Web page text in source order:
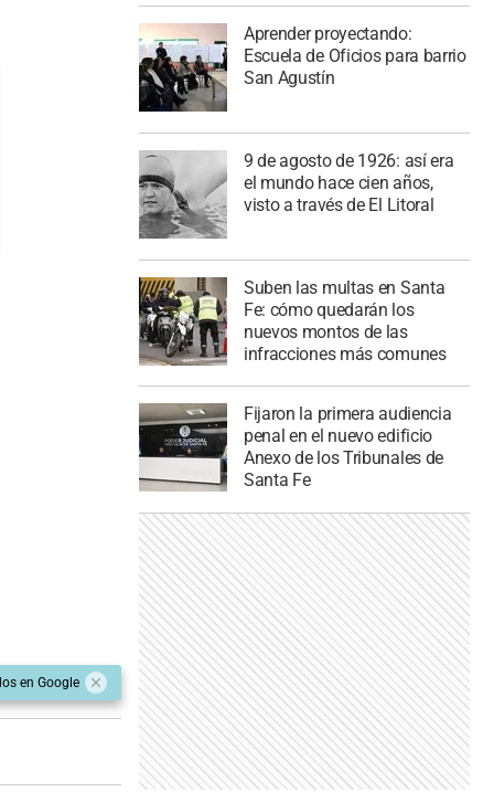
en Google
Aprender proyectando:
Escuela de Oficios para barrio
San Agustín
9 de agosto de 1926: así era
el mundo hace cien años,
visto a través de El Litoral
Suben las multas en Santa
Fe: cómo quedarán los
nuevos montos de las
infracciones más comunes
Fijaron la primera audiencia
penal en el nuevo edificio
Anexo de los Tribunales de
Santa Fe